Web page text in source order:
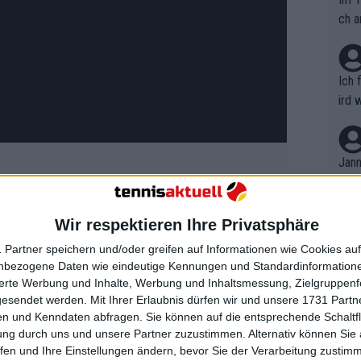
Wir respektieren Ihre Privatsphäre
Partner speichern und/oder greifen auf Informationen wie Cookies
Daten wie eindeutige Kennungen und
Werbung und Inhalte, Werbung und Inhaltsmessung,
werden. Mit Ihrer Erlaubnis dürfen wir und unsere 1731
und Kenndaten abfragen. Sie können auf die entsprechende
durch uns und unsere Partner zuzustimmen. Alternativ können Sie
und Ihre Einstellungen ändern, bevor Sie der Verarbeitung
von Shanghai und Wien und
während er vielleicht als nächster
weiterhin Fortschritte gemacht hat.
gewann zwei Runden bei den
eines Challengers in der
also genau dort, wo er in der letzten
ch
Ich
ird
r in
em
t,
B.
on
n
nt.